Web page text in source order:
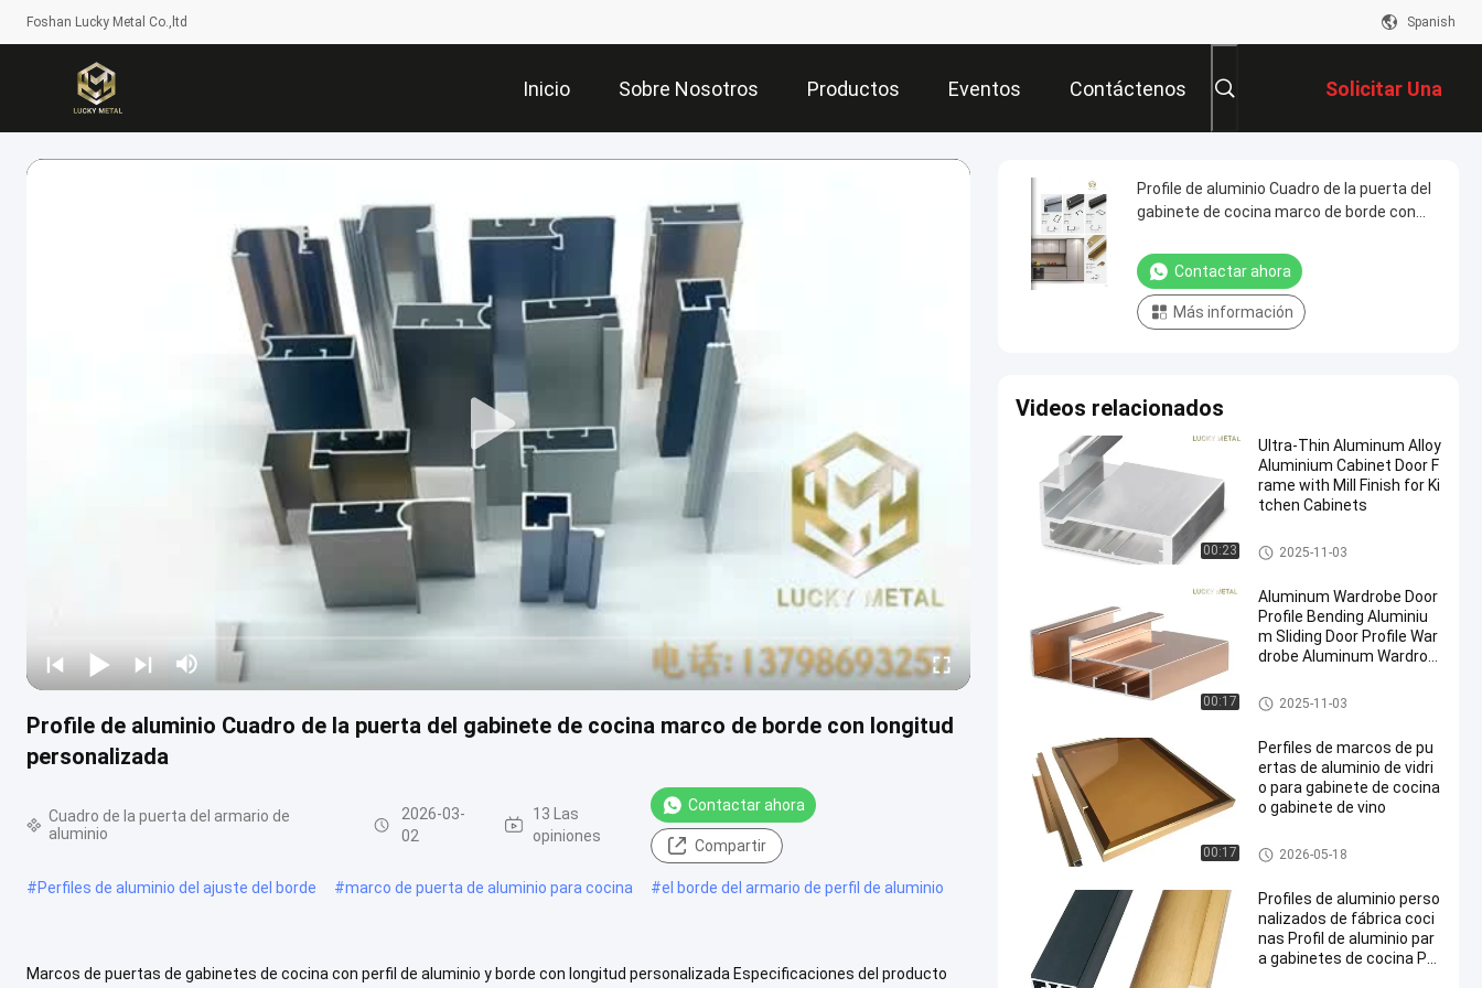
Foshan Lucky Metal Co.,ltd Spanish
Inicio Sobre Nosotros Productos Eventos Contáctenos Solicitar Una
Cotización
Profile de aluminio Cuadro de la puerta del gabinete de cocina marco de borde con longitud
personalizada
Cuadro de la puerta del armario de
aluminio
2026-03-
02
13 Las
opiniones
Contactar ahora
Compartir
#Perfiles de aluminio del ajuste del borde #marco de puerta de aluminio para cocina #el borde del armario de perfil de aluminio
Marcos de puertas de gabinetes de cocina con perfil de aluminio y borde con longitud personalizada Especificaciones del producto
Profile de aluminio Cuadro de la puerta del
gabinete de cocina marco de borde con
Contactar ahora
Más información
Videos relacionados
00:23
Ultra-Thin Aluminum Alloy
Aluminium Cabinet Door F
rame with Mill Finish for Ki
tchen Cabinets
Cuadro de la puerta del armari
o de aluminio
2025-11-03
00:17
Aluminum Wardrobe Door
Profile Bending Aluminiu
m Sliding Door Profile War
drobe Aluminum Wardrob
Cuadro de la puerta del armari
o de aluminio
2025-11-03
00:17
Perfiles de marcos de pu
ertas de aluminio de vidri
o para gabinete de cocina
o gabinete de vino
Cuadro de la puerta del armari
o de aluminio
2026-05-18
Profiles de aluminio perso
nalizados de fábrica coci
nas Profil de aluminio par
a gabinetes de cocina Pro